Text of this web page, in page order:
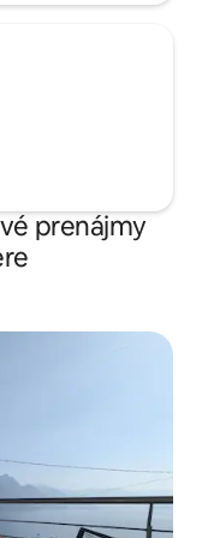
prenájmy